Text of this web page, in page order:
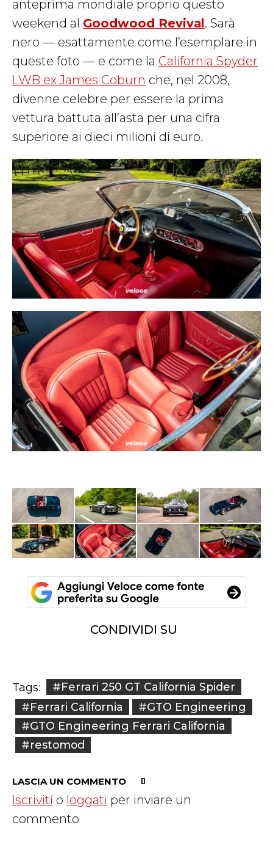
anteprima mondiale proprio questo
weekend al Goodwood Revival. Sarà
nero — esattamente come l’esemplare in
queste foto — e come la California Spyder
LWB ex James Coburn che, nel 2008,
divenne celebre per essere la prima
vettura battuta all’asta per una cifra
superiore ai dieci milioni di euro.
CONDIVIDI SU
Tags:
#Ferrari 250 GT California Spider
#Ferrari California
#GTO Engineering
#GTO Engineering Ferrari California
#restomod
LASCIA UN COMMENTO
Iscriviti o loggati per inviare un
commento